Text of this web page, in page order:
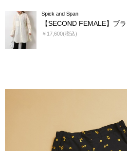
Spick and Span
【SECOND FEMALE】ブ
￥17,600(税込)